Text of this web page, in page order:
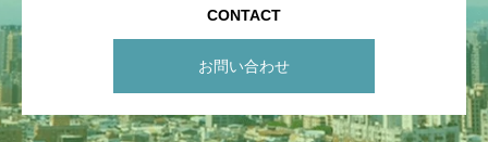
CONTACT
お問い合わせ